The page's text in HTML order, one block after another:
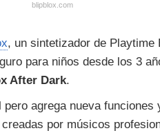
blipblox.com
, un sintetizador de Playtime
para niños desde los 3
After Dark.
agrega nueva
creadas por músicos